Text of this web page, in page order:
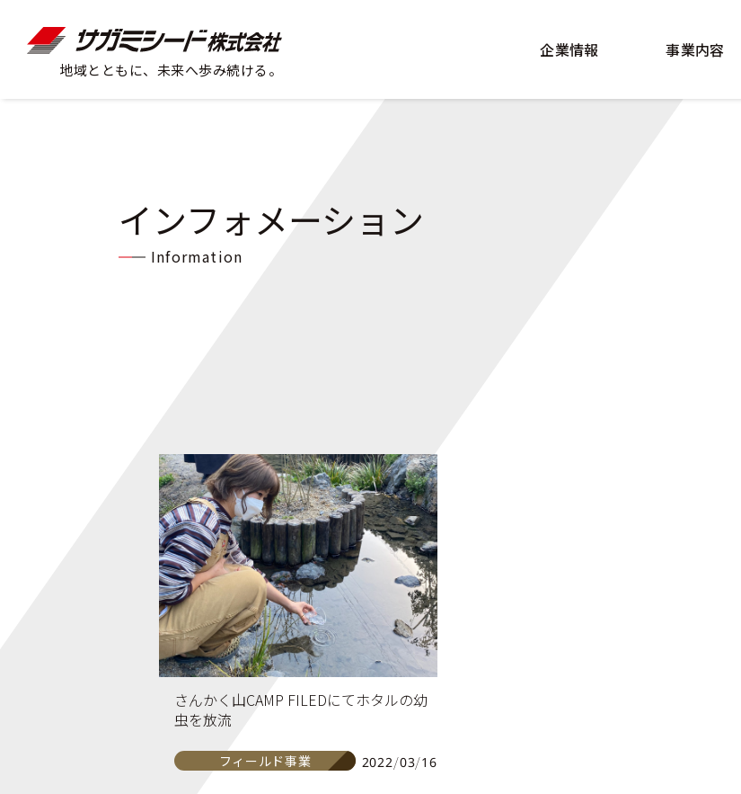
地域とともに、未来へ歩み続ける。
企業情報 事業内容
インフォメーション
Information
さんかく山CAMP FILEDにてホタルの幼
虫を放流
フィールド事業 2022/03/16